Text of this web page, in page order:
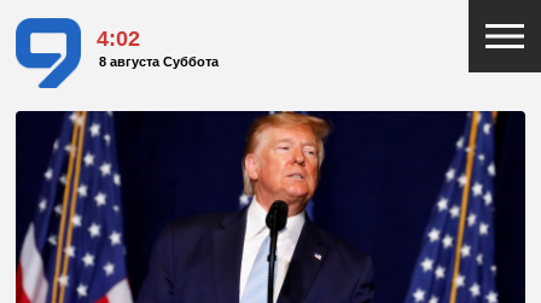
4:02
8 августа Суббота